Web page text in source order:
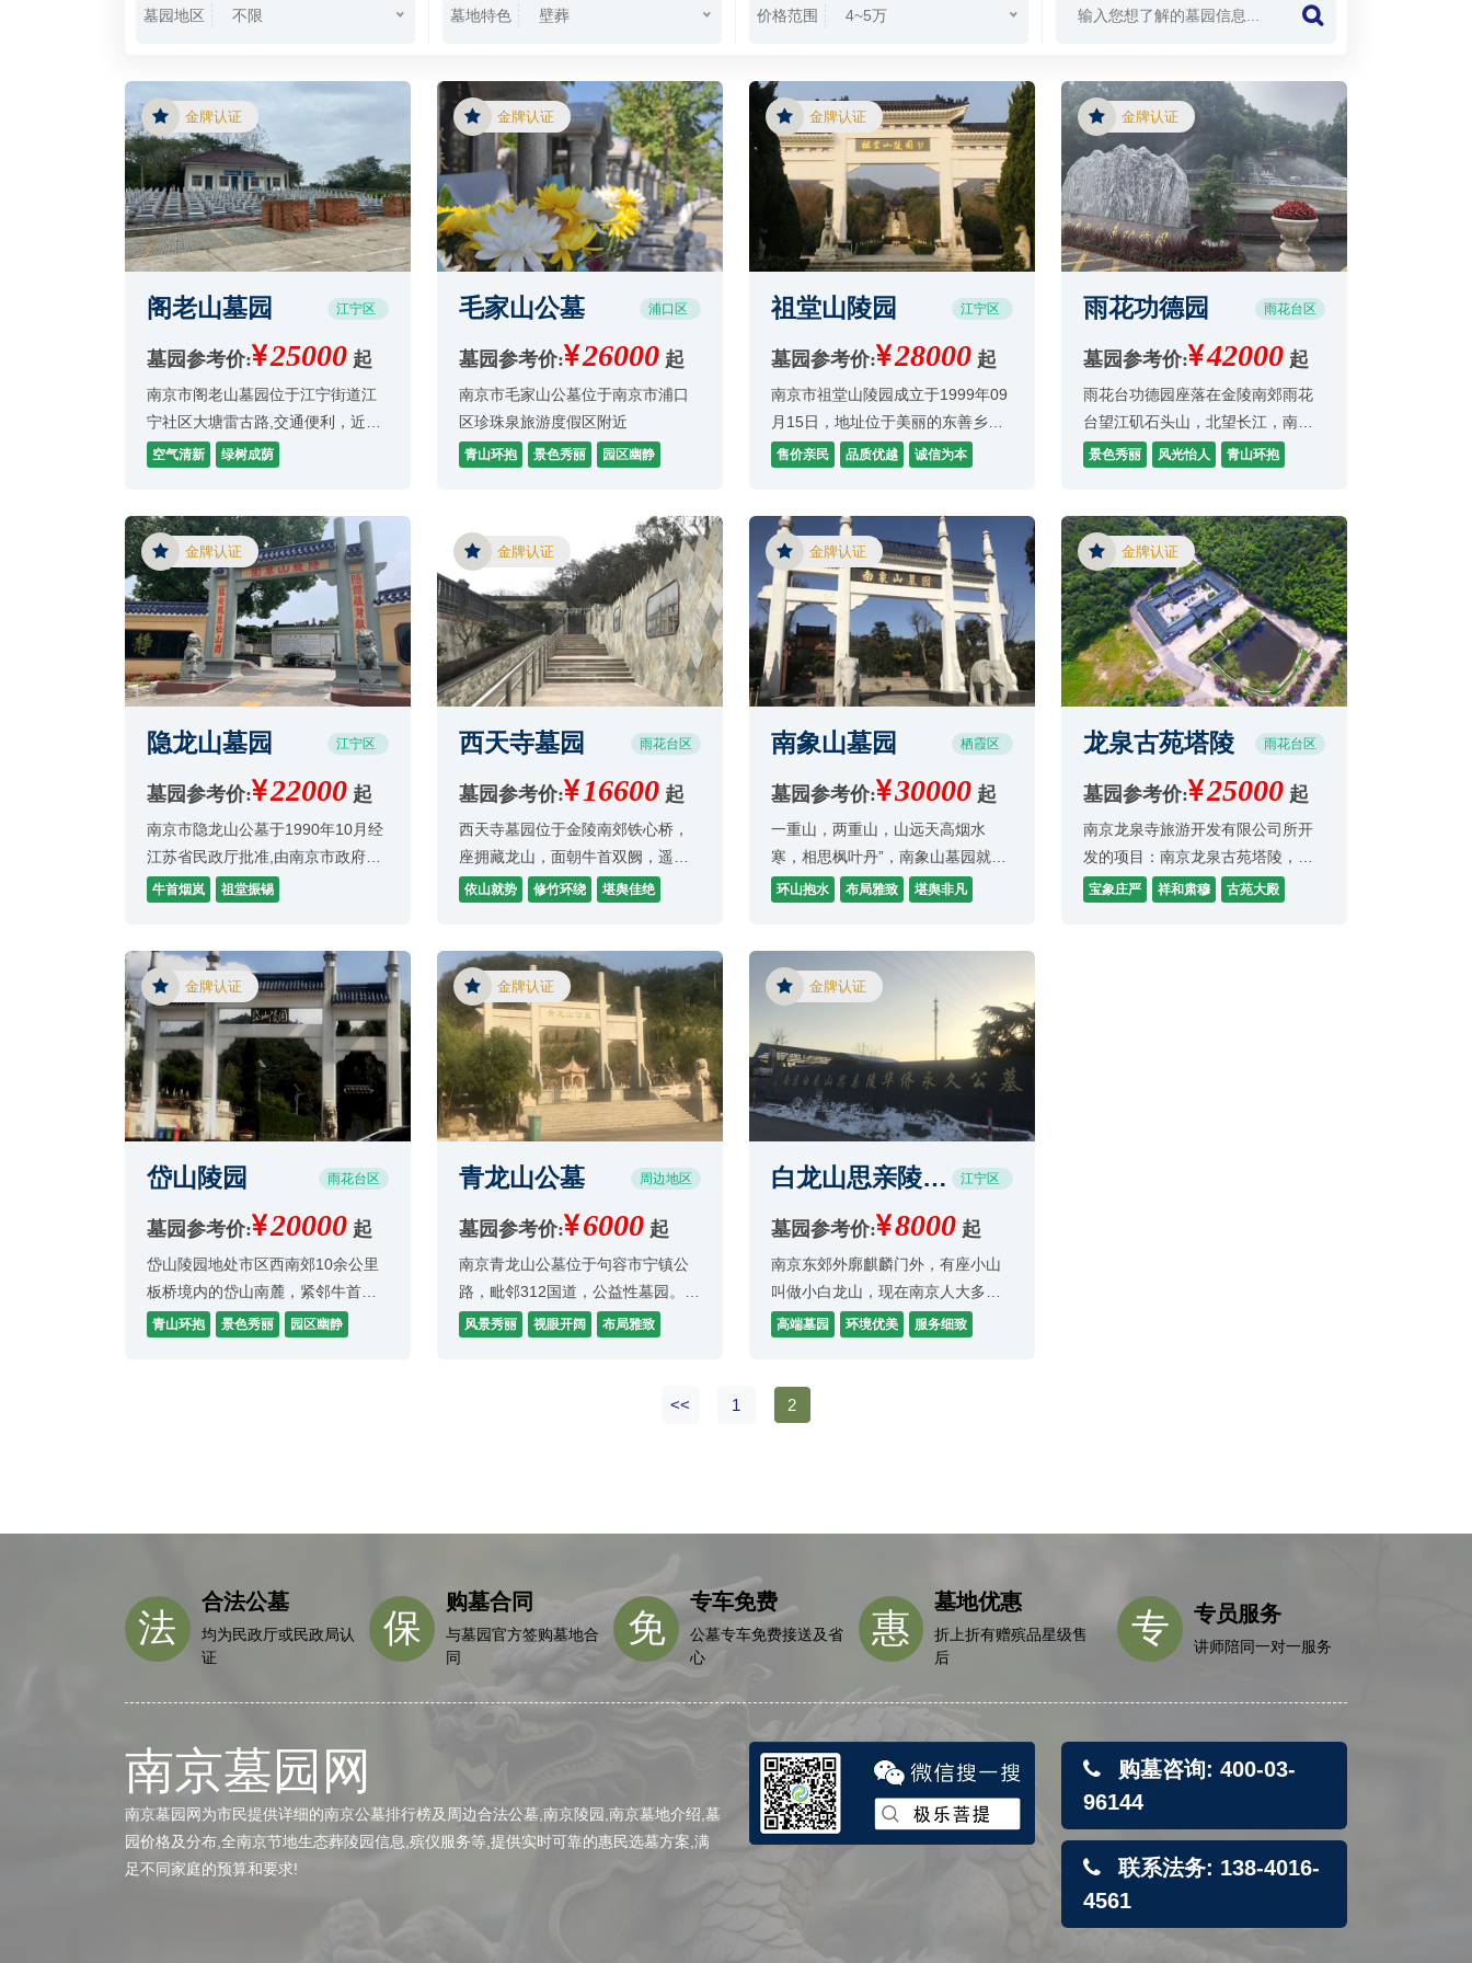
墓园地区 不限 墓地特色 壁葬 价格范围 4~5万
金牌认证
阁老山墓园 江宁区
墓园参考价: 25000 起
南京市阁老山墓园位于江宁街道江
宁社区大塘雷古路,交通便利，近年
来坚持深化改革,改变单一经济,实行
批优秀专业技术人员和业务人员，
主营：骨灰
空气清新 绿树成荫
金牌认证
毛家山公墓 浦口区
墓园参考价: 26000 起
南京市毛家山公墓位于南京市浦口
区珍珠泉旅游度假区附近
青山环抱 景色秀丽 园区幽静
金牌认证
祖堂山陵园 江宁区
墓园参考价: 28000 起
南京市祖堂山陵园成立于1999年09
月15日，地址位于美丽的东善乡祖
堂村，经营范围为墓葬服务。（依
售价亲民 品质优越 诚信为本
金牌认证
雨花功德园 雨花台区
墓园参考价: 42000 起
雨花台功德园座落在金陵南郊雨花
台望江矶石头山，北望长江，南瞻
牛首，占地面积近300亩，紧挨雨花
东窄，满山青松翠柏，形如龙体，
支脉顺龙体蜿蜒向
景色秀丽 风光怡人 青山环抱
金牌认证
隐龙山墓园 江宁区
墓园参考价: 22000 起
南京市隐龙山公墓于1990年10月经
江苏省民政厅批准,由南京市政府规
划为永久性墓园。隐龙山墓园地处
献花涛兴所环抱。隐龙山墓园是国
家公有性
牛首烟岚 祖堂振锡
金牌认证
西天寺墓园 雨花台区
墓园参考价: 16600 起
西天寺墓园位于金陵南郊铁心桥，
座拥藏龙山，面朝牛首双阙，遥对
宏觉寺塔，毗邻祖堂山南唐二陵。
葬于此，其后永乐皇帝朱棣物建寺
造园，以便皇族祭拜、憩息、进香
牛首。
依山就势 修竹环绕 堪舆佳绝
金牌认证
南象山墓园 栖霞区
墓园参考价: 30000 起
一重山，两重山，山远天高烟水
寒，相思枫叶丹”，南象山墓园就毗
邻于佛教名山--栖霞山，陵园内景色
宛如遍地彩霞，景色优美。村托陵
园格外壮观。放眼望去苍弯如碧，
肃穆静寂简洁透明，只留有淡淡的
忧伤，细细品味着思念之情。
环山抱水 布局雅致 堪舆非凡
金牌认证
龙泉古苑塔陵 雨花台区
墓园参考价: 25000 起
南京龙泉寺旅游开发有限公司所开
发的项目：南京龙泉古苑塔陵，于
1999年6月18日正式对外营业，香
宝象庄严 祥和肃穆 古苑大殿
金牌认证
岱山陵园 雨花台区
墓园参考价: 20000 起
岱山陵园地处市区西南郊10余公里
板桥境内的岱山南麓，紧邻牛首山
祖唐山风景区，位置在雨花区的边
青山环抱 景色秀丽 园区幽静
金牌认证
青龙山公墓 周边地区
墓园参考价: 6000 起
南京青龙山公墓位于句容市宁镇公
路，毗邻312国道，公益性墓园。离
市中心远，但公交线路可达，到较
风景秀丽，视眼开阔。园内有人造
风景秀丽 视眼开阔 布局雅致
金牌认证
白龙山思亲陵华
侨永久墓园
江宁区
墓园参考价: 8000 起
南京东郊外廓麒麟门外，有座小山
叫做小白龙山，现在南京人大多习
称“白龙山”，白龙山现在大部被公墓
高端墓园 环境优美 服务细致
<< 1 2
法
合法公墓
均为民政厅或民政局认
证
保
购墓合同
与墓园官方签购墓地合
同
免
专车免费
公墓专车免费接送及省
心
惠
墓地优惠
折上折有赠殡品星级售
后
专 专员服务
讲师陪同一对一服务
南京墓园网
南京墓园网为市民提供详细的南京公墓排行榜及周边合法公墓,南京陵园,南京墓地介绍,墓
园价格及分布,全南京节地生态葬陵园信息,殡仪服务等,提供实时可靠的惠民选墓方案,满
足不同家庭的预算和要求!
购墓咨询: 400-03-
96144
联系法务: 138-4016-
4561